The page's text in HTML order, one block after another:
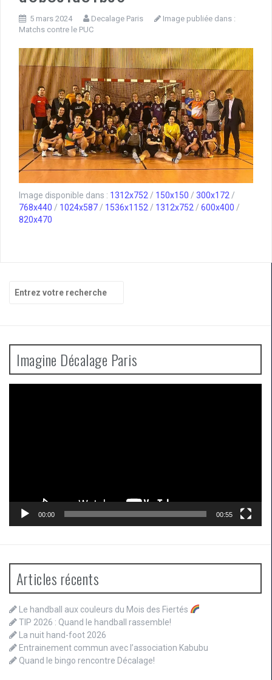
5 mars 2024 Decalage Paris
Image publiée dans :
Matchs contre le PUC
Image disponible dans : 1312x752 / 150x150 / 300x172 /
768x440 / 1024x587 / 1536x1152 / 1312x752 / 600x400 /
820x470
pour
Imagine Décalage Paris
00:00 00:55
Articles récents
Le handball aux couleurs du Mois des Fiertés
TIP 2026 : Quand le handball rassemble!
La nuit hand-foot 2026
Entrainement commun avec l’association Kabubu
Quand le bingo rencontre Décalage!